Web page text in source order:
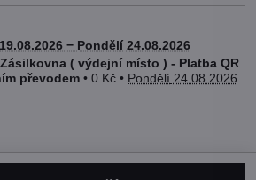
19.08.2026 − Pondělí 24.08.2026
Zásilkovna ( výdejní místo ) - Platba QR
převodem • 0 Kč • Pondělí 24.08.2026